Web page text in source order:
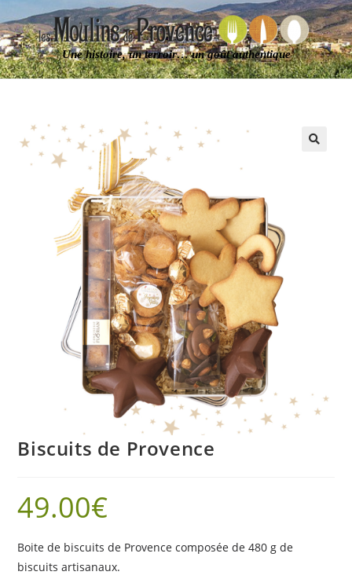
Une histoire, un terroir… un goût authentique
Biscuits de Provence
49.00€
Boite de biscuits de Provence composée de 480 g de
biscuits artisanaux.